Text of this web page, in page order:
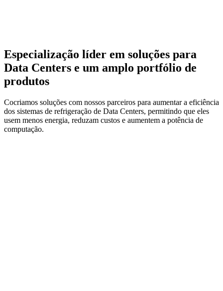
Especialização líder em soluções para
Data Centers e um amplo portfólio de
produtos
Cocriamos soluções com nossos parceiros para aumentar a eficiência
dos sistemas de refrigeração de Data Centers, permitindo que eles
usem menos energia, reduzam custos e aumentem a potência de
computação.